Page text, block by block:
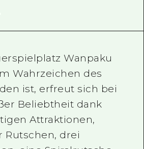
Wanpaku
Wahrzeichen des
ist, erfreut sich bei
Beliebtheit dank
Attraktionen,
Rutschen, drei